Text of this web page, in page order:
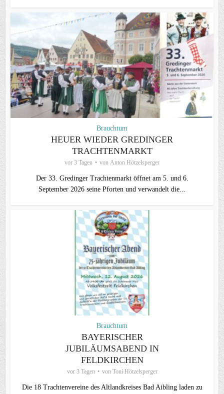
Brauchtum
HEUER WIEDER GREDINGER
TRACHTENMARKT
vor 3 Tagen von Anton Hötzelsperger
Der 33. Gredinger Trachtenmarkt öffnet am 5. und 6.
September 2026 seine Pforten und verwandelt die...
Brauchtum
BAYERISCHER
JUBILÄUMSABEND IN
FELDKIRCHEN
vor 3 Tagen von Toni Hötzelsperger
Die 18 Trachtenvereine des Altlandkreises Bad Aibling laden zu